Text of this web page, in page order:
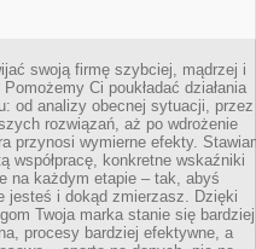
swoją firmę szybciej, mądrzej i
Ci poukładać działania
od analizy obecnej sytuacji, przez
rozwiązań, aż po wdrożenie
przynosi wymierne efekty.
współpracę, konkretne wskaźniki
na każdym etapie – tak, abyś
jesteś i dokąd zmierzasz. Dzięki
Twoja marka stanie się bardziej
procesy bardziej efektywne, a